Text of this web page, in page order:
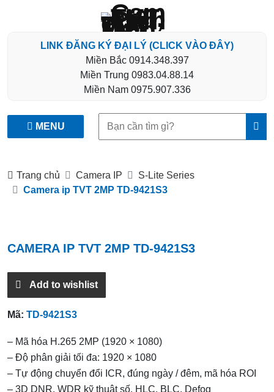
LINK ĐĂNG KÝ ĐẠI LÝ (CLICK VÀO ĐÂY)
Miền Bắc 0914.348.397
Miền Trung 0983.04.88.14
Miền Nam 0975.907.336
MENU
kiếm:
Trang chủ Camera IP
S-Lite Series
Camera ip TVT 2MP TD-9421S3
CAMERA IP TVT 2MP TD-9421S3
Add to wishlist
Mã: TD-9421S3
– Mã hóa H.265 2MP (1920 × 1080)
– Độ phân giải tối đa: 1920 × 1080
– Tự động chuyển đổi ICR, đúng ngày / đêm, mã hóa ROI
– 3D DNR, WDR kỹ thuật số, HLC, BLC, Defog